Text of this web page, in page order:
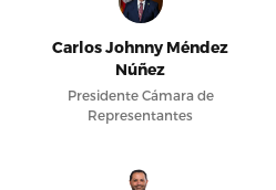
Carlos Johnny Méndez
Núñez
Presidente Cámara de
Representantes